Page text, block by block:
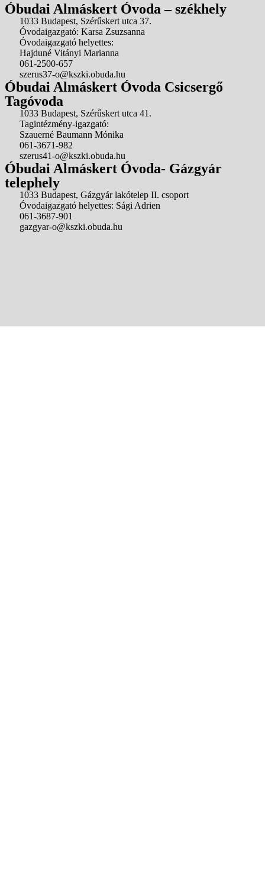
Óbudai Almáskert Óvoda – székhely
1033 Budapest, Szérűskert utca 37.
Óvodaigazgató: Karsa Zsuzsanna
Óvodaigazgató helyettes:
Hajduné Vitányi Marianna
061-2500-657
szerus37-o@kszki.obuda.hu
Óbudai Almáskert Óvoda Csicsergő
Tagóvoda
1033 Budapest, Szérűskert utca 41.
Tagintézmény-igazgató:
Szauerné Baumann Mónika
061-3671-982
szerus41-o@kszki.obuda.hu
Óbudai Almáskert Óvoda- Gázgyár
telephely
1033 Budapest, Gázgyár lakótelep II. csoport
Óvodaigazgató helyettes: Sági Adrien
061-3687-901
gazgyar-o@kszki.obuda.hu